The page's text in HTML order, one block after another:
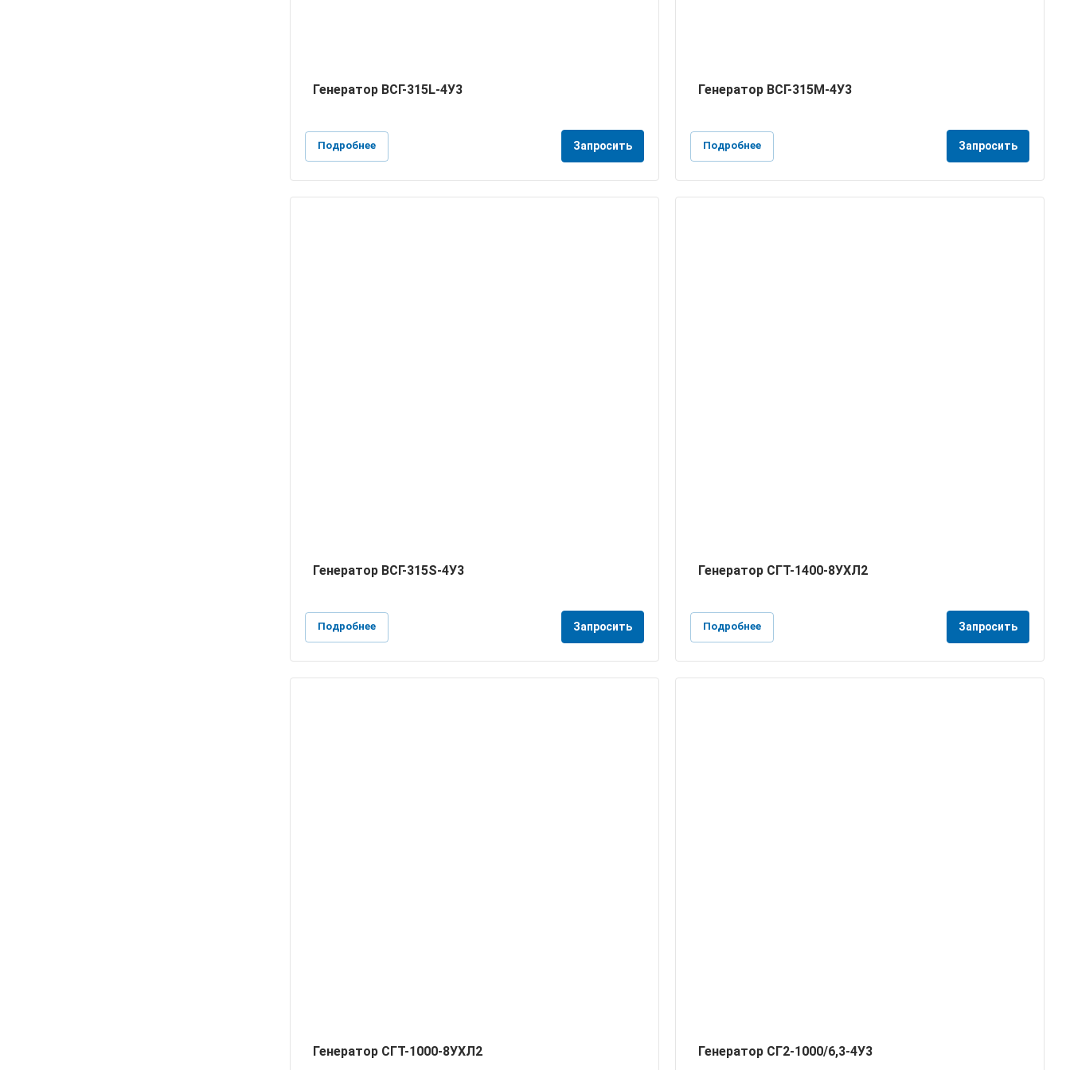
Генератор ВСГ-315L-4У3
Подробнее Запросить
Генератор ВСГ-315M-4У3
Подробнее Запросить
Генератор ВСГ-315S-4У3
Подробнее Запросить
Генератор СГТ-1400-8УХЛ2
Подробнее Запросить
Генератор СГТ-1000-8УХЛ2 Генератор СГ2-1000/6,3-4У3